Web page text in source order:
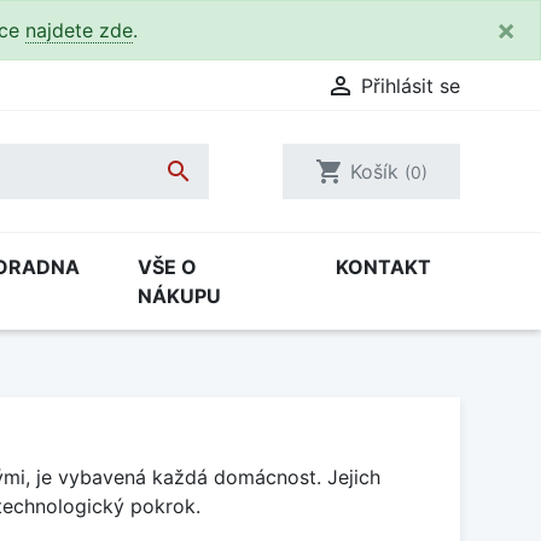
najdete zde. ×
 Přihlásit se
 shopping_cart Košík (0)
VŠE O
NÁKUPU
KONTAKT
je vybavená každá domácnost. Jejich
pokrok.